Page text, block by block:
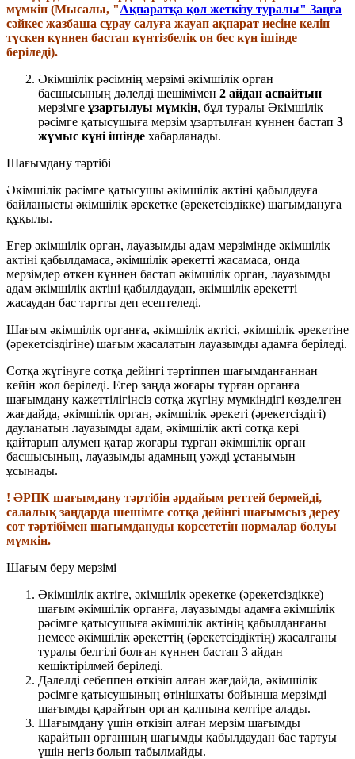
мүмкін (Мысалы, "Ақпаратқа қол жеткізу туралы" Заңға
сәйкес жазбаша сұрау салуға жауап ақпарат иесіне келіп
түскен күннен бастап күнтізбелік он бес күн ішінде
беріледі).
Әкімшілік рәсімнің мерзімі әкімшілік орган
басшысының дәлелді шешімімен 2 айдан аспайтын
мерзімге ұзартылуы мүмкін, бұл туралы Әкімшілік
рәсімге қатысушыға мерзім ұзартылған күннен бастап 3
жұмыс күні ішінде хабарланады.
Шағымдану тәртібі
Әкімшілік рәсімге қатысушы әкімшілік актіні қабылдауға
байланысты әкімшілік әрекетке (әрекетсіздікке) шағымдануға
құқылы.
Егер әкімшілік орган, лауазымды адам мерзімінде әкімшілік
актіні қабылдамаса, әкімшілік әрекетті жасамаса, онда
мерзімдер өткен күннен бастап әкімшілік орган, лауазымды
адам әкімшілік актіні қабылдаудан, әкімшілік әрекетті
жасаудан бас тартты деп есептеледі.
Шағым әкімшілік органға, әкімшілік актісі, әкімшілік әрекетіне
(әрекетсіздігіне) шағым жасалатын лауазымды адамға беріледі.
Сотқа жүгінуге сотқа дейінгі тәртіппен шағымданғаннан
кейін жол беріледі. Егер заңда жоғары тұрған органға
шағымдану қажеттілігінсіз сотқа жүгіну мүмкіндігі көзделген
жағдайда, әкімшілік орган, әкімшілік әрекеті (әрекетсіздігі)
дауланатын лауазымды адам, әкімшілік акті сотқа кері
қайтарып алумен қатар жоғары тұрған әкімшілік орган
басшысының, лауазымды адамның уәжді ұстанымын
ұсынады.
! ӘРПК шағымдану тәртібін әрдайым реттей бермейді,
салалық заңдарда шешімге сотқа дейінгі шағымсыз дереу
сот тәртібімен шағымдануды көрсететін нормалар болуы
мүмкін.
Шағым беру мерзімі
Әкімшілік актіге, әкімшілік әрекетке (әрекетсіздікке)
шағым әкімшілік органға, лауазымды адамға әкімшілік
рәсімге қатысушыға әкімшілік актінің қабылданғаны
немесе әкімшілік әрекеттің (әрекетсіздіктің) жасалғаны
туралы белгілі болған күннен бастап 3 айдан
кешіктірілмей беріледі.
Дәлелді себеппен өткізіп алған жағдайда, әкімшілік
рәсімге қатысушының өтінішхаты бойынша мерзімді
шағымды қарайтын орган қалпына келтіре алады.
Шағымдану үшін өткізіп алған мерзім шағымды
қарайтын органның шағымды қабылдаудан бас тартуы
үшін негіз болып табылмайды.